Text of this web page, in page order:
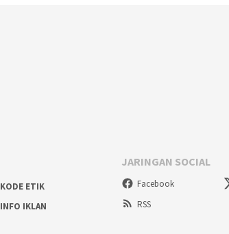
KODE ETIK
INFO IKLAN
JARINGAN SOCIAL
Facebook
RSS